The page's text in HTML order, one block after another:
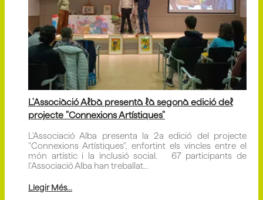
L'Associació Alba presenta la segona edició del
projecte "Connexions Artístiques"
L'Associació Alba presenta la 2a edició del projecte
"Connexions Artístiques", enfortint els vincles entre el
món artístic i la inclusió social. 67 participants de
l’Associació Alba han treballat...
Llegir Més...